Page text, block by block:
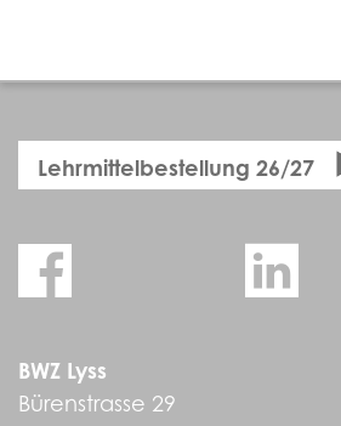
Lehrmittelbestellung 26/27
BWZ Lyss
Bürenstrasse 29